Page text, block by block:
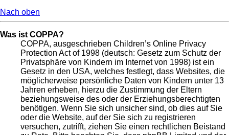
Nach oben
Was ist COPPA?
COPPA, ausgeschrieben Children’s Online Privacy
Protection Act of 1998 (deutsch: Gesetz zum Schutz der
Privatsphäre von Kindern im Internet von 1998) ist ein
Gesetz in den USA, welches festlegt, dass Websites, die
möglicherweise persönliche Daten von Kindern unter 13
Jahren erheben, hierzu die Zustimmung der Eltern
beziehungsweise des oder der Erziehungsberechtigten
benötigen. Wenn Sie sich unsicher sind, ob dies auf Sie
oder die Website, auf der Sie sich zu registrieren
versuchen, zutrifft, ziehen Sie einen rechtlichen Beistand